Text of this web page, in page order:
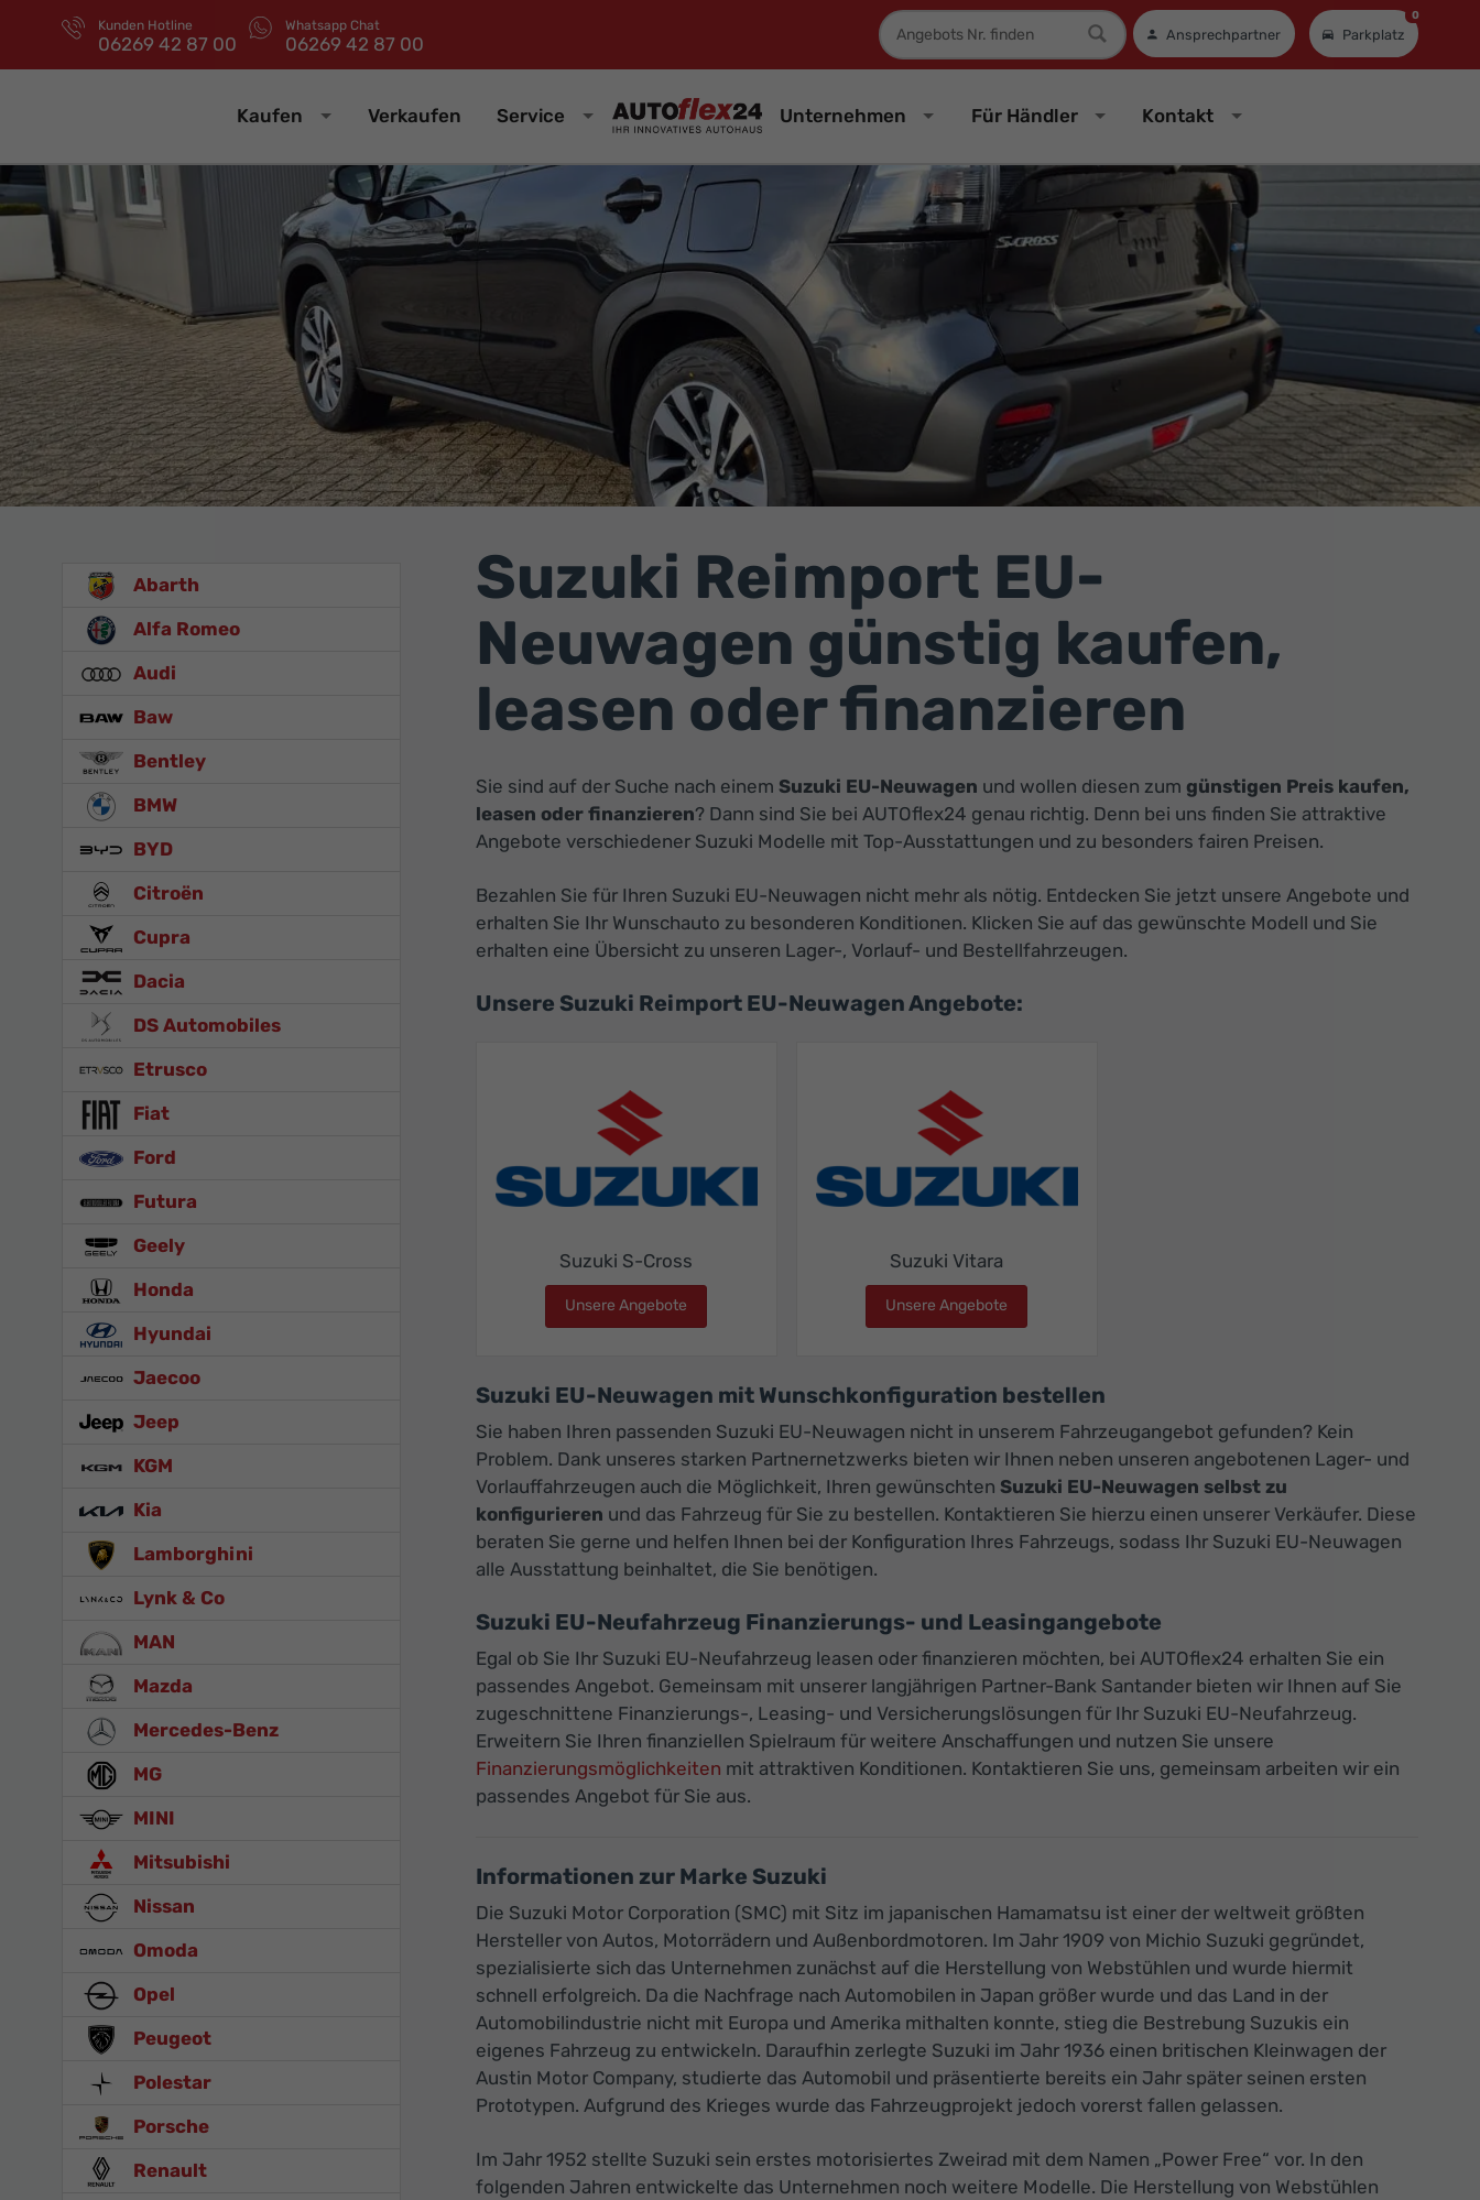
Kunden Hotline
06269 42 87 00
Whatsapp Chat
06269 42 87 00
Fahrzeugnummer
Ansprechpartner Parkplatz
0
Kaufen Verkaufen Service Unternehmen Für Händler Kontakt
Suzuki Reimport EU-
Neuwagen günstig kaufen,
leasen oder finanzieren
Sie sind auf der Suche nach einem Suzuki EU-Neuwagen und wollen diesen zum günstigen Preis kaufen,
leasen oder finanzieren? Dann sind Sie bei AUTOflex24 genau richtig. Denn bei uns finden Sie attraktive
Angebote verschiedener Suzuki Modelle mit Top-Ausstattungen und zu besonders fairen Preisen.
Bezahlen Sie für Ihren Suzuki EU-Neuwagen nicht mehr als nötig. Entdecken Sie jetzt unsere Angebote und
erhalten Sie Ihr Wunschauto zu besonderen Konditionen. Klicken Sie auf das gewünschte Modell und Sie
erhalten eine Übersicht zu unseren Lager-, Vorlauf- und Bestellfahrzeugen.
Unsere Suzuki Reimport EU-Neuwagen Angebote:
Suzuki S-Cross
Unsere Angebote
Suzuki Vitara
Unsere Angebote
Suzuki EU-Neuwagen mit Wunschkonfiguration bestellen
Sie haben Ihren passenden Suzuki EU-Neuwagen nicht in unserem Fahrzeugangebot gefunden? Kein
Problem. Dank unseres starken Partnernetzwerks bieten wir Ihnen neben unseren angebotenen Lager- und
Vorlauffahrzeugen auch die Möglichkeit, Ihren gewünschten Suzuki EU-Neuwagen selbst zu
konfigurieren und das Fahrzeug für Sie zu bestellen. Kontaktieren Sie hierzu einen unserer Verkäufer. Diese
beraten Sie gerne und helfen Ihnen bei der Konfiguration Ihres Fahrzeugs, sodass Ihr Suzuki EU-Neuwagen
alle Ausstattung beinhaltet, die Sie benötigen.
Suzuki EU-Neufahrzeug Finanzierungs- und Leasingangebote
Egal ob Sie Ihr Suzuki EU-Neufahrzeug leasen oder finanzieren möchten, bei AUTOflex24 erhalten Sie ein
passendes Angebot. Gemeinsam mit unserer langjährigen Partner-Bank Santander bieten wir Ihnen auf Sie
zugeschnittene Finanzierungs-, Leasing- und Versicherungslösungen für Ihr Suzuki EU-Neufahrzeug.
Erweitern Sie Ihren finanziellen Spielraum für weitere Anschaffungen und nutzen Sie unsere
Finanzierungsmöglichkeiten mit attraktiven Konditionen. Kontaktieren Sie uns, gemeinsam arbeiten wir ein
passendes Angebot für Sie aus.
Informationen zur Marke Suzuki
Die Suzuki Motor Corporation (SMC) mit Sitz im japanischen Hamamatsu ist einer der weltweit größten
Hersteller von Autos, Motorrädern und Außenbordmotoren. Im Jahr 1909 von Michio Suzuki gegründet,
spezialisierte sich das Unternehmen zunächst auf die Herstellung von Webstühlen und wurde hiermit
schnell erfolgreich. Da die Nachfrage nach Automobilen in Japan größer wurde und das Land in der
Automobilindustrie nicht mit Europa und Amerika mithalten konnte, stieg die Bestrebung Suzukis ein
eigenes Fahrzeug zu entwickeln. Daraufhin zerlegte Suzuki im Jahr 1936 einen britischen Kleinwagen der
Austin Motor Company, studierte das Automobil und präsentierte bereits ein Jahr später seinen ersten
Prototypen. Aufgrund des Krieges wurde das Fahrzeugprojekt jedoch vorerst fallen gelassen.
Im Jahr 1952 stellte Suzuki sein erstes motorisiertes Zweirad mit dem Namen „Power Free“ vor. In den
folgenden Jahren entwickelte das Unternehmen noch weitere Modelle. Die Herstellung von Webstühlen
Abarth
Alfa Romeo
Audi
Baw
Bentley
BMW
BYD
Citroën
Cupra
Dacia
DS Automobiles
Etrusco
Fiat
Ford
Futura
Geely
Honda
Hyundai
Jaecoo
Jeep
KGM
Kia
Lamborghini
Lynk & Co
MAN
Mazda
Mercedes-Benz
MG
MINI
Mitsubishi
Nissan
Omoda
Opel
Peugeot
Polestar
Porsche
Renault